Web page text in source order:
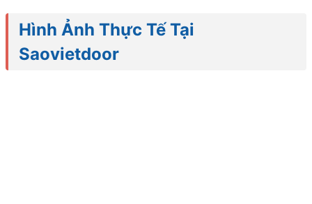
Hình Ảnh Thực Tế Tại
Saovietdoor